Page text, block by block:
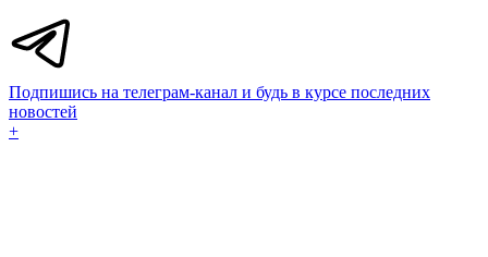
Подпишись на телеграм-канал и будь в курсе последних
новостей
+